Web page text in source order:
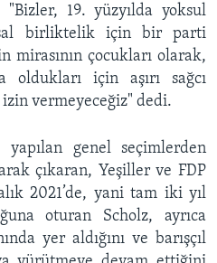
"Bizler, 19. yüzyılda yoksul
birliktelik için bir parti
mirasının çocukları olarak,
için aşırı sağcı
vermeyeceğiz" dedi.
genel seçimlerden
çıkaran, Yeşiller ve FDP
2021’de, yani tam iki yıl
oturan Scholz, ayrıca
yer aldığını ve barışçıl